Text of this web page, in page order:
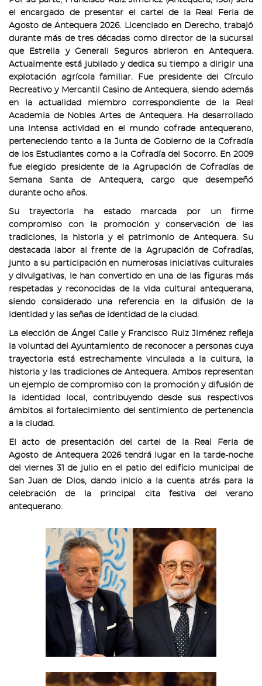
el encargado de presentar el cartel de la Real Feria de
Agosto de Antequera 2026. Licenciado en Derecho, trabajó
durante más de tres décadas como director de la sucursal
que Estrella y Generali Seguros abrieron en Antequera.
Actualmente está jubilado y dedica su tiempo a dirigir una
explotación agrícola familiar. Fue presidente del Círculo
Recreativo y Mercantil Casino de Antequera, siendo además
en la actualidad miembro correspondiente de la Real
Academia de Nobles Artes de Antequera. Ha desarrollado
una intensa actividad en el mundo cofrade antequerano,
perteneciendo tanto a la Junta de Gobierno de la Cofradía
de los Estudiantes como a la Cofradía del Socorro. En 2009
fue elegido presidente de la Agrupación de Cofradías de
Semana Santa de Antequera, cargo que desempeñó
durante ocho años.
Su trayectoria ha estado marcada por un firme
compromiso con la promoción y conservación de las
tradiciones, la historia y el patrimonio de Antequera. Su
destacada labor al frente de la Agrupación de Cofradías,
junto a su participación en numerosas iniciativas culturales
y divulgativas, le han convertido en una de las figuras más
respetadas y reconocidas de la vida cultural antequerana,
siendo considerado una referencia en la difusión de la
identidad y las señas de identidad de la ciudad.
La elección de Ángel Calle y Francisco Ruiz Jiménez refleja
la voluntad del Ayuntamiento de reconocer a personas cuya
trayectoria está estrechamente vinculada a la cultura, la
historia y las tradiciones de Antequera. Ambos representan
un ejemplo de compromiso con la promoción y difusión de
la identidad local, contribuyendo desde sus respectivos
ámbitos al fortalecimiento del sentimiento de pertenencia
a la ciudad.
El acto de presentación del cartel de la Real Feria de
Agosto de Antequera 2026 tendrá lugar en la tarde-noche
del viernes 31 de julio en el patio del edificio municipal de
San Juan de Dios, dando inicio a la cuenta atrás para la
celebración de la principal cita festiva del verano
antequerano.